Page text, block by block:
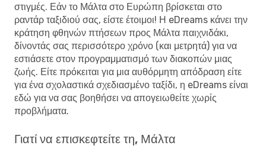
στιγμές. Εάν το Μάλτα στο Ευρώπη βρίσκεται στο
ραντάρ ταξιδιού σας, είστε έτοιμοι! Η eDreams κάνει την
κράτηση φθηνών πτήσεων προς Μάλτα παιχνιδάκι,
δίνοντάς σας περισσότερο χρόνο (και μετρητά) για να
εστιάσετε στον προγραμματισμό των διακοπών μιας
ζωής. Είτε πρόκειται για μια αυθόρμητη απόδραση είτε
για ένα σχολαστικά σχεδιασμένο ταξίδι, η eDreams είναι
εδώ για να σας βοηθήσει να απογειωθείτε χωρίς
προβλήματα.
Γιατί να επισκεφτείτε τη, Μάλτα